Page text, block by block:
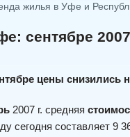
жилья в Уфе и
сентябре 2007
цены снизились
2007 г. средняя
сегодня составляет